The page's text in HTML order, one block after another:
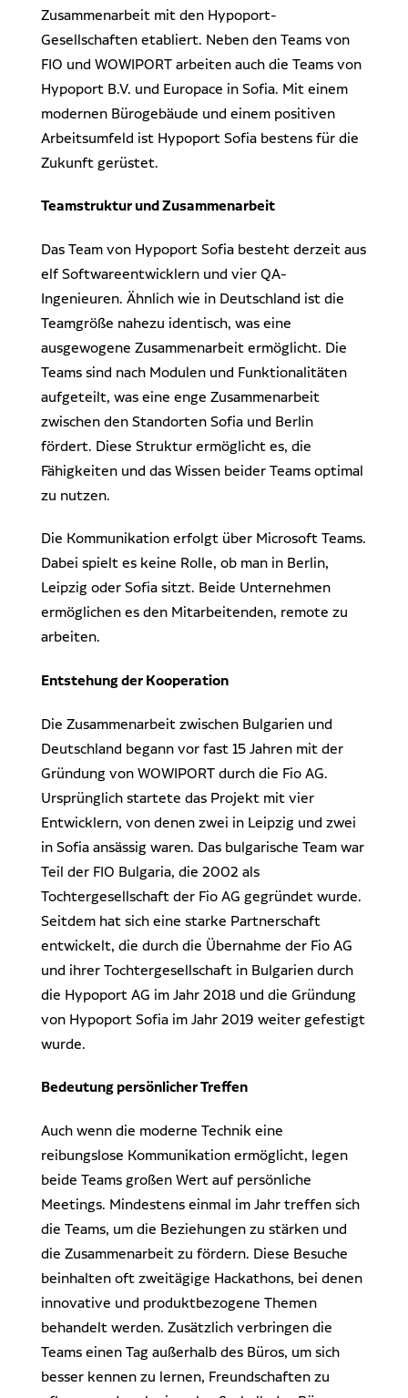
Zusammenarbeit mit den Hypoport-
Gesellschaften etabliert. Neben den Teams von
FIO und WOWIPORT arbeiten auch die Teams von
Hypoport B.V. und Europace in Sofia. Mit einem
modernen Bürogebäude und einem positiven
Arbeitsumfeld ist Hypoport Sofia bestens für die
Zukunft gerüstet.
Teamstruktur und Zusammenarbeit
Das Team von Hypoport Sofia besteht derzeit aus
elf Softwareentwicklern und vier QA-
Ingenieuren. Ähnlich wie in Deutschland ist die
Teamgröße nahezu identisch, was eine
ausgewogene Zusammenarbeit ermöglicht. Die
Teams sind nach Modulen und Funktionalitäten
aufgeteilt, was eine enge Zusammenarbeit
zwischen den Standorten Sofia und Berlin
fördert. Diese Struktur ermöglicht es, die
Fähigkeiten und das Wissen beider Teams optimal
zu nutzen.
Die Kommunikation erfolgt über Microsoft Teams.
Dabei spielt es keine Rolle, ob man in Berlin,
Leipzig oder Sofia sitzt. Beide Unternehmen
ermöglichen es den Mitarbeitenden, remote zu
arbeiten.
Entstehung der Kooperation
Die Zusammenarbeit zwischen Bulgarien und
Deutschland begann vor fast 15 Jahren mit der
Gründung von WOWIPORT durch die Fio AG.
Ursprünglich startete das Projekt mit vier
Entwicklern, von denen zwei in Leipzig und zwei
in Sofia ansässig waren. Das bulgarische Team war
Teil der FIO Bulgaria, die 2002 als
Tochtergesellschaft der Fio AG gegründet wurde.
Seitdem hat sich eine starke Partnerschaft
entwickelt, die durch die Übernahme der Fio AG
und ihrer Tochtergesellschaft in Bulgarien durch
die Hypoport AG im Jahr 2018 und die Gründung
von Hypoport Sofia im Jahr 2019 weiter gefestigt
wurde.
Bedeutung persönlicher Treffen
Auch wenn die moderne Technik eine
reibungslose Kommunikation ermöglicht, legen
beide Teams großen Wert auf persönliche
Meetings. Mindestens einmal im Jahr treffen sich
die Teams, um die Beziehungen zu stärken und
die Zusammenarbeit zu fördern. Diese Besuche
beinhalten oft zweitägige Hackathons, bei denen
innovative und produktbezogene Themen
behandelt werden. Zusätzlich verbringen die
Teams einen Tag außerhalb des Büros, um sich
besser kennen zu lernen, Freundschaften zu